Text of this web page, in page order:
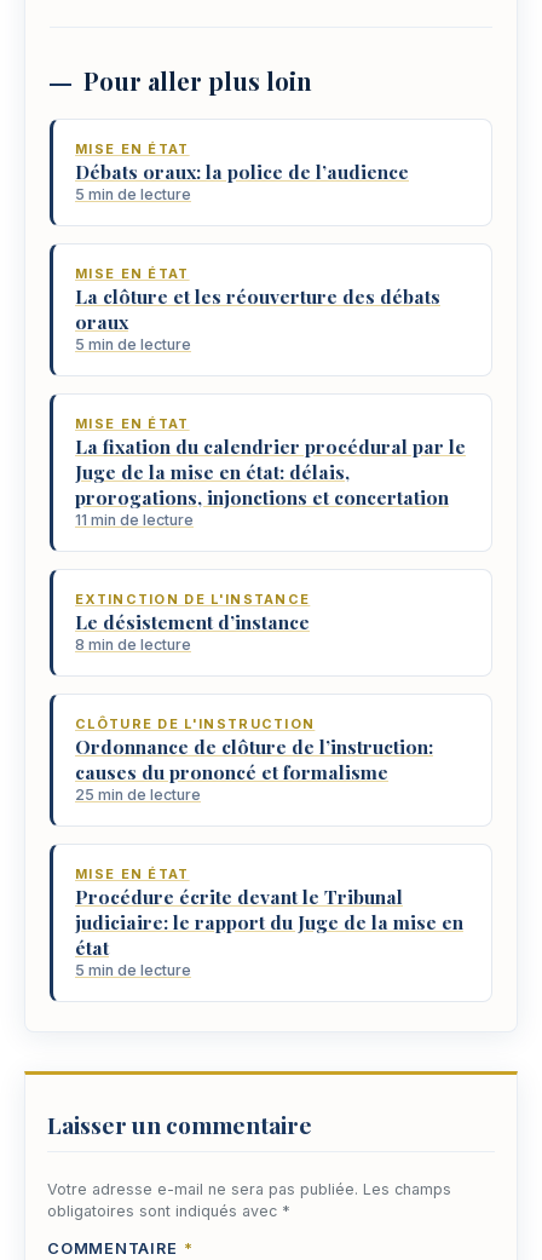
Pour aller plus loin
MISE EN ÉTAT
Débats oraux: la police de l’audience
5 min de lecture
MISE EN ÉTAT
La clôture et les réouverture des débats
oraux
5 min de lecture
MISE EN ÉTAT
La fixation du calendrier procédural par le
Juge de la mise en état: délais,
prorogations, injonctions et concertation
11 min de lecture
EXTINCTION DE L'INSTANCE
Le désistement d’instance
8 min de lecture
CLÔTURE DE L'INSTRUCTION
Ordonnance de clôture de l’instruction:
causes du prononcé et formalisme
25 min de lecture
MISE EN ÉTAT
Procédure écrite devant le Tribunal
judiciaire: le rapport du Juge de la mise en
état
5 min de lecture
Laisser un commentaire
Votre adresse e-mail ne sera pas publiée. Les champs
obligatoires sont indiqués avec *
COMMENTAIRE *